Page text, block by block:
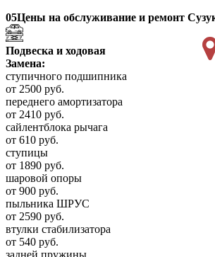
05Цены на обслуживание и ремонт
Подвеска и ходовая
Замена:
ступичного подшипника
от 2500 руб.
переднего амортизатора
от 2410 руб.
сайлентблока рычага
от 610 руб.
ступицы
от 1890 руб.
шаровой опоры
от 900 руб.
пыльника ШРУС
от 2590 руб.
втулки стабилизатора
от 540 руб.
задней пружины